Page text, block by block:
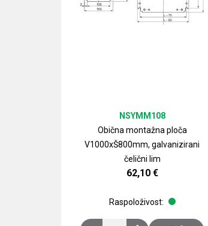
Obična montažna ploča
V1000xŠ800mm, galvanizirani
čelični lim
NSYMM108
62,10 €
Raspoloživost: